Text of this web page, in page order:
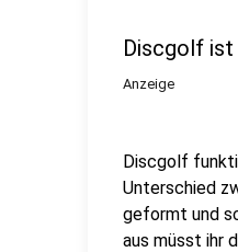
Discgolf
Anzeige
Discgolf
Unterschied
geformt und
aus müsst ihr